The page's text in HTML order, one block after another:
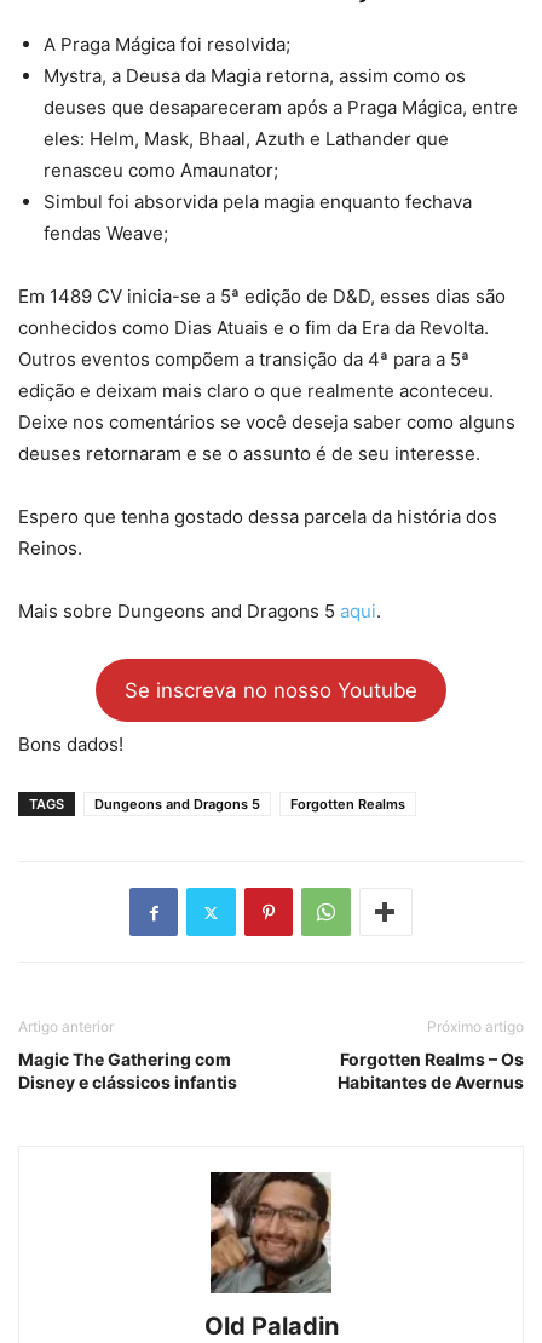
A Praga Mágica foi resolvida;
Mystra, a Deusa da Magia retorna, assim como os
deuses que desapareceram após a Praga Mágica, entre
eles: Helm, Mask, Bhaal, Azuth e Lathander que
renasceu como Amaunator;
Simbul foi absorvida pela magia enquanto fechava
fendas Weave;
Em 1489 CV inicia-se a 5ª edição de D&D, esses dias são
conhecidos como Dias Atuais e o fim da Era da Revolta.
Outros eventos compõem a transição da 4ª para a 5ª
edição e deixam mais claro o que realmente aconteceu.
Deixe nos comentários se você deseja saber como alguns
deuses retornaram e se o assunto é de seu interesse.
Espero que tenha gostado dessa parcela da história dos
Reinos.
Mais sobre Dungeons and Dragons 5 aqui.
Se inscreva no nosso Youtube
Bons dados!
TAGS Dungeons and Dragons 5 Forgotten Realms
Artigo anterior
Magic The Gathering com
Disney e clássicos infantis
Próximo artigo
Forgotten Realms – Os
Habitantes de Avernus
Old Paladin